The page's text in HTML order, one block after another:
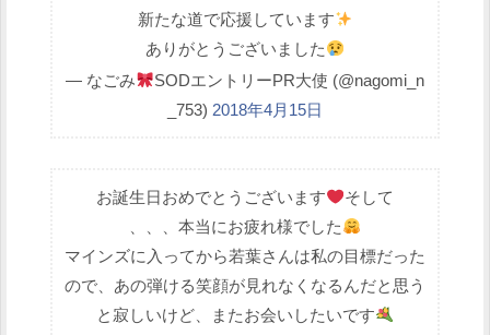
新たな道で応援しています
ありがとうございました
— なごみ
SODエントリーPR大使 (@nagomi_n
_753) 2018年4月15日
お誕生日おめでとうございます
そして
、、、本当にお疲れ様でした
マインズに入ってから若葉さんは私の目標だった
ので、あの弾ける笑顔が見れなくなるんだと思う
と寂しいけど、またお会いしたいです